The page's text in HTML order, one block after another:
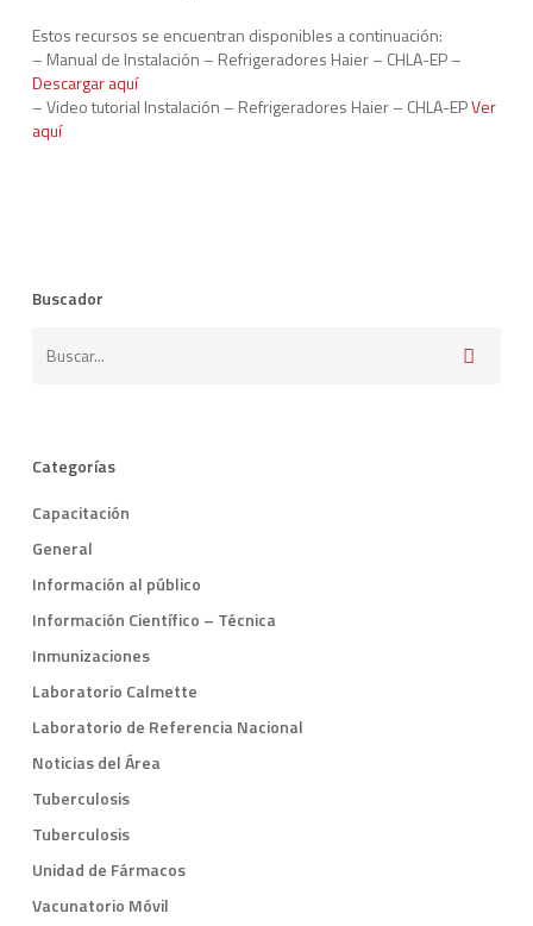
Estos recursos se encuentran disponibles a continuación:
– Manual de Instalación – Refrigeradores Haier – CHLA-EP –
Descargar aquí
– Video tutorial Instalación – Refrigeradores Haier – CHLA-EPVer
aquí
Buscador
Categorías
Capacitación
General
Información al público
Información Científico – Técnica
Inmunizaciones
Laboratorio Calmette
Laboratorio de Referencia Nacional
Noticias del Área
Tuberculosis
Tuberculosis
Unidad de Fármacos
Vacunatorio Móvil